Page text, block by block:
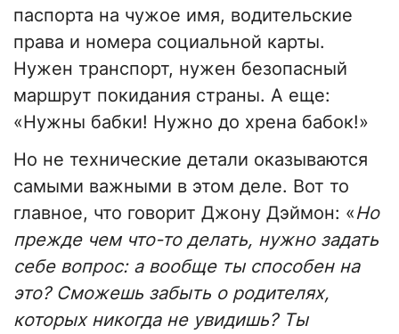
паспорта на чужое имя, водительские
права и номера социальной карты.
Нужен транспорт, нужен безопасный
маршрут покидания страны. А еще:
«Нужны бабки! Нужно до хрена бабок!»
Но не технические детали оказываются
самыми важными в этом деле. Вот то
главное, что говорит Джону Дэймон: «Но
прежде чем что-то делать, нужно задать
себе вопрос: а вообще ты способен на
это? Сможешь забыть о родителях,
которых никогда не увидишь? Ты